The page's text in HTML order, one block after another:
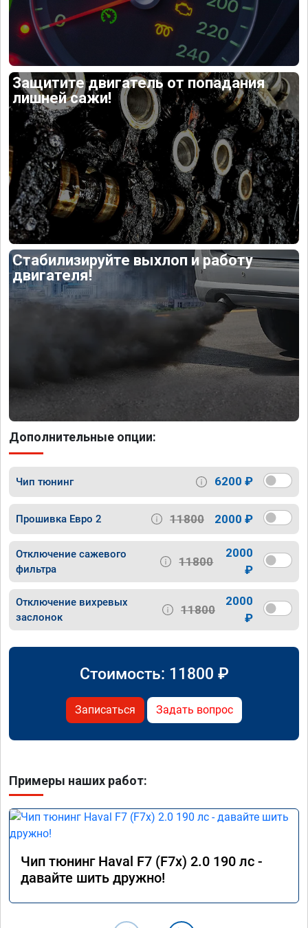
Защитите двигатель от попадания
лишней сажи!
Стабилизируйте выхлоп и работу
двигателя!
Дополнительные опции:
Чип тюнинг 6200 ₽
Прошивка Евро 2 11800 2000 ₽
Отключение сажевого
фильтра
11800
2000
₽
Отключение вихревых
заслонок
11800
2000
₽
Стоимость: 11800 ₽
Записаться Задать вопрос
Примеры наших работ:
Чип тюнинг Haval F7 (F7x) 2.0 190 лс -
давайте шить дружно!